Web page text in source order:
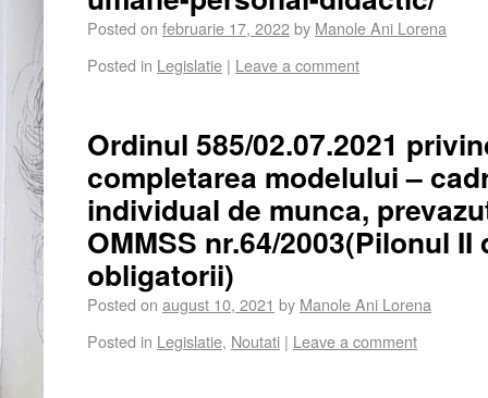
Posted on februarie 17, 2022by Manole Ani Lorena
Posted in Legislatie | Leave a comment
Ordinul 585/02.07.2021
completarea modelului –
individual de munca,
OMMSS nr.64/2003(Pilonul
obligatorii)
Posted on august 10, 2021 by Manole Ani Lorena
Posted in Legislatie, Noutati | Leave a comment